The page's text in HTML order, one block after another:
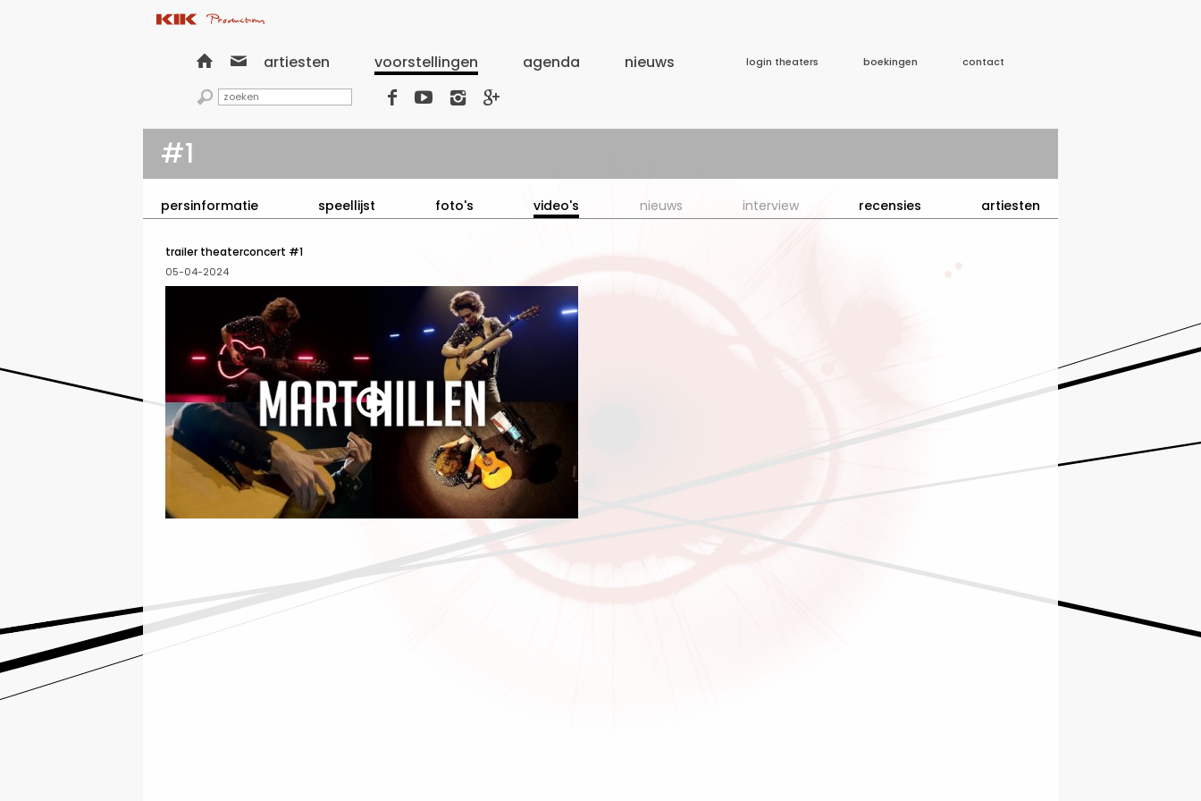
  artiesten voorstellingen agenda nieuws login theaters boekingen contact
    
#1
persinformatie speellijst foto's video's nieuws interview recensies artiesten
trailer theaterconcert #1
05-04-2024